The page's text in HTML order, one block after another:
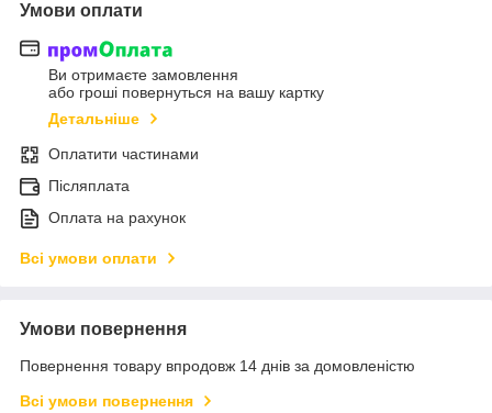
Умови оплати
Ви отримаєте замовлення
або гроші повернуться на вашу картку
Детальніше
Оплатити частинами
Післяплата
Оплата на рахунок
Всі умови оплати
Умови повернення
Повернення товару впродовж 14 днів за домовленістю
Всі умови повернення